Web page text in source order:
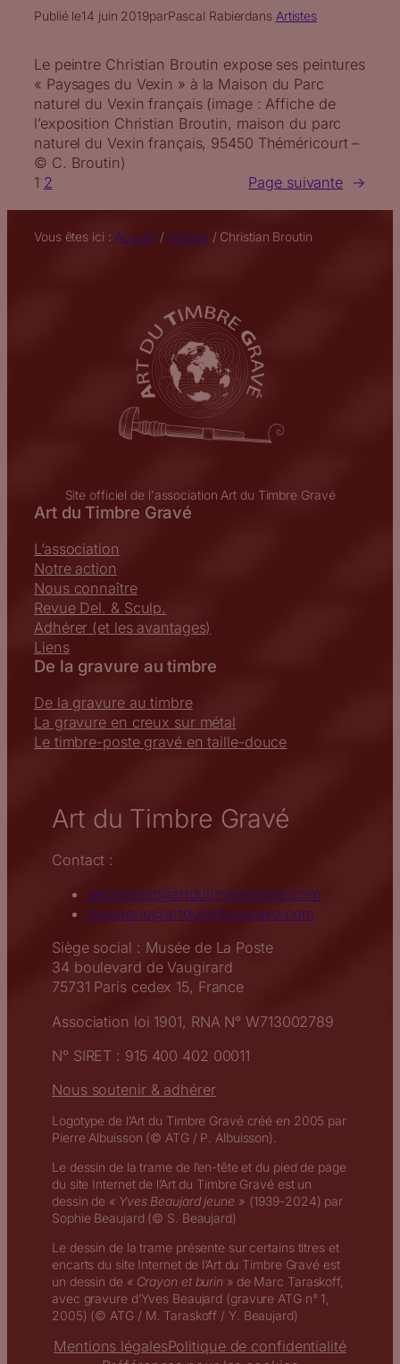
Publié le14 juin 2019parPascal Rabierdans Artistes
Le peintre Christian Broutin expose ses peintures
« Paysages du Vexin » à la Maison du Parc
naturel du Vexin français (image : Affiche de
l’exposition Christian Broutin, maison du parc
naturel du Vexin français, 95450 Théméricourt –
© C. Broutin)
1 2 Page suivante →
Vous êtes ici : Accueil / Artistes/ Christian Broutin
Site officiel de l'association Art du Timbre Gravé
Art du Timbre Gravé
L’association
Notre action
Nous connaître
Revue Del. & Sculp.
Adhérer (et les avantages)
Liens
De la gravure au timbre
De la gravure au timbre
La gravure en creux sur métal
Le timbre-poste gravé en taille-douce
Art du Timbre Gravé
Contact :
secretariat@artdutimbregrave.com
tresorerie@artdutimbregrave.com
Siège social : Musée de La Poste
34 boulevard de Vaugirard
75731 Paris cedex 15, France
Association loi 1901, RNA N° W713002789
N° SIRET : 915 400 402 00011
Nous soutenir & adhérer
Logotype de l’Art du Timbre Gravé créé en 2005 par
Pierre Albuisson (© ATG / P. Albuisson).
Le dessin de la trame de l’en-tête et du pied de page
du site Internet de l’Art du Timbre Gravé est un
dessin de « Yves Beaujard jeune » (1939-2024) par
Sophie Beaujard (© S. Beaujard)
Le dessin de la trame présente sur certains titres et
encarts du site Internet de l’Art du Timbre Gravé est
un dessin de « Crayon et burin » de Marc Taraskoff,
avec gravure d’Yves Beaujard (gravure ATG n° 1,
2005) (© ATG / M. Taraskoff / Y. Beaujard)
Mentions légalesPolitique de confidentialité